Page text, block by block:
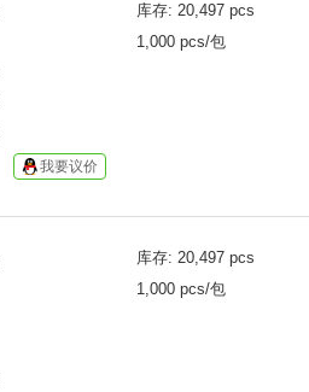
我要议价
库存: 20,497 pcs
1,000 pcs/包
库存: 20,497 pcs
1,000 pcs/包